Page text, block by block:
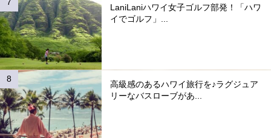
LaniLaniハワイ女子ゴルフ部発！「ハワ
イでゴルフ」...
高級感のあるハワイ旅行を♪ラグジュア
リーなバスローブがあ...